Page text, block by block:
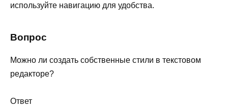
используйте навигацию для удобства.
Вопрос
Можно ли создать собственные стили в текстовом
редакторе?
Ответ